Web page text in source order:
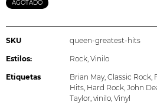
AGOTADO
SKU queen-greatest-hits
Estilos: Rock Vinilo
Etiquetas Brian May, Classic Rock
Hits Hard Rock John
Taylor vinilo Vinyl